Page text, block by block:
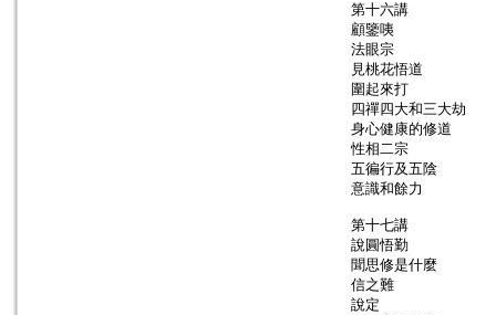
第十六講
顧鑒咦
法眼宗
見桃花悟道
圍起來打
四禪四大和三大劫
身心健康的修道
性相二宗
五徧行及五陰
意識和餘力
第十七講
說圓悟勤
聞思修是什麼
信之難
說定